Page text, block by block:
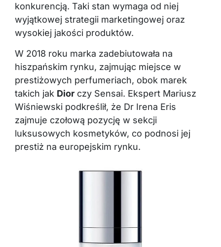
konkurencją. Taki stan wymaga od niej
wyjątkowej strategii marketingowej oraz
wysokiej jakości produktów.
W 2018 roku marka zadebiutowała na
hiszpańskim rynku, zajmując miejsce w
prestiżowych perfumeriach, obok marek
takich jak Dior czy Sensai. Ekspert Mariusz
Wiśniewski podkreślił, że Dr Irena Eris
zajmuje czołową pozycję w sekcji
luksusowych kosmetyków, co podnosi jej
prestiż na europejskim rynku.